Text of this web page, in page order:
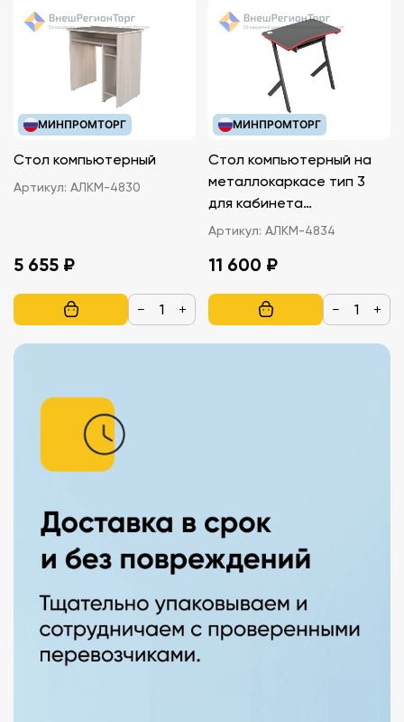
МИНПРОМТОРГ
Стол компьютерный
Артикул: АЛКМ-4830
5 655 ₽
− +
МИНПРОМТОРГ
Стол компьютерный на
металлокаркасе тип 3
для кабинета
информатики
Артикул: АЛКМ-4834
11 600 ₽
− +